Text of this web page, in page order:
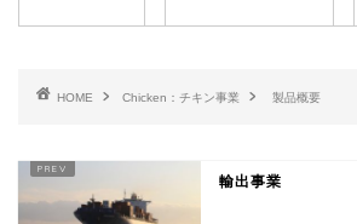
HOME Chicken：チキン事業 製品概要
輸出事業